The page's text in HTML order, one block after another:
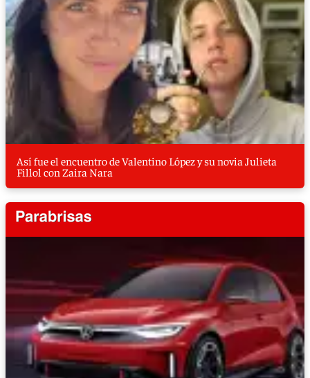
Así fue el encuentro de Valentino López y su novia Julieta
Fillol con Zaira Nara